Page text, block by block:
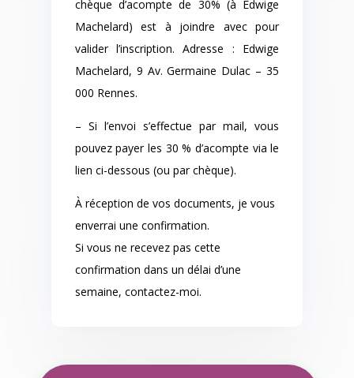
chèque d’acompte de 30% (à Edwige
Machelard) est à joindre avec pour
valider l’inscription. Adresse : Edwige
Machelard, 9 Av. Germaine Dulac – 35
000 Rennes.
– Si l’envoi s’effectue par mail, vous
pouvez payer les 30 % d’acompte via le
lien ci-dessous (ou par chèque).
À réception de vos documents, je vous
enverrai une confirmation.
Si vous ne recevez pas cette
confirmation dans un délai d’une
semaine, contactez-moi.